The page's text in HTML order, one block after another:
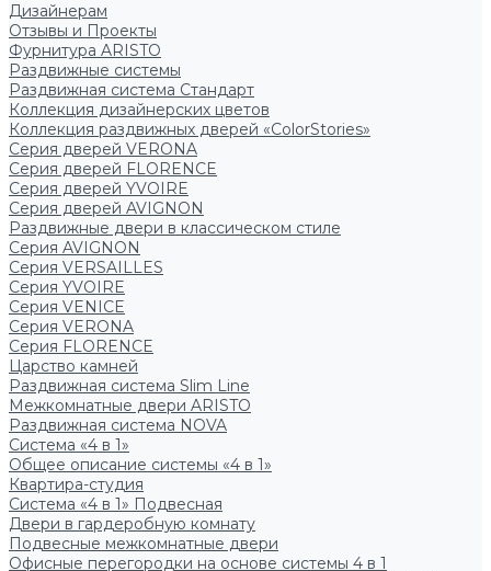
Дизайнерам
Отзывы и Проекты
Фурнитура ARISTO
Раздвижные системы
Раздвижная система Стандарт
Коллекция дизайнерских цветов
Коллекция раздвижных дверей «ColorStories»
Серия дверей VERONA
Серия дверей FLORENCE
Серия дверей YVOIRE
Серия дверей AVIGNON
Раздвижные двери в классическом стиле
Серия AVIGNON
Серия VERSAILLES
Серия YVOIRE
Серия VENICE
Серия VERONA
Серия FLORENCE
Царство камней
Раздвижная система Slim Line
Межкомнатные двери ARISTO
Раздвижная система NOVA
Система «4 в 1»
Общее описание системы «4 в 1»
Квартира-студия
Система «4 в 1» Подвесная
Двери в гардеробную комнату
Подвесные межкомнатные двери
Офисные перегородки на основе системы 4 в 1